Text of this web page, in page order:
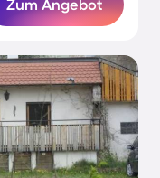
Zum Angebot